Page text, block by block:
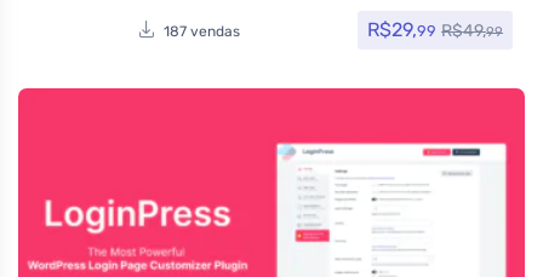
187 vendas R$29,99 R$49,99